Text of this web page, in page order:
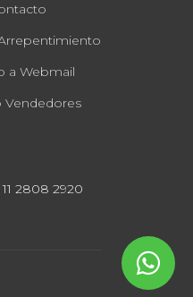
a Webmail
Vendedores
11 2808 2920